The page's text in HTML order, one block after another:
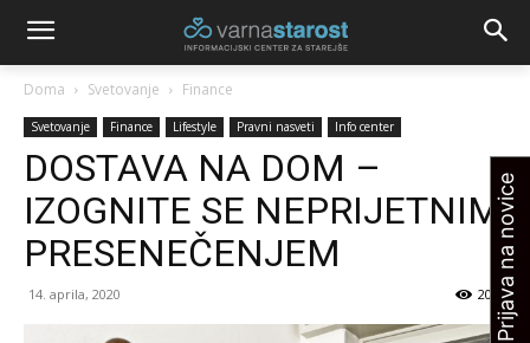
Doma Svetovanje Finance
Svetovanje Finance Lifestyle Pravni nasveti Info center
DOSTAVA NA DOM –
IZOGNITE SE NEPRIJETNIM
PRESENEČENJEM
14. aprila, 2020 2024Prijava na novice